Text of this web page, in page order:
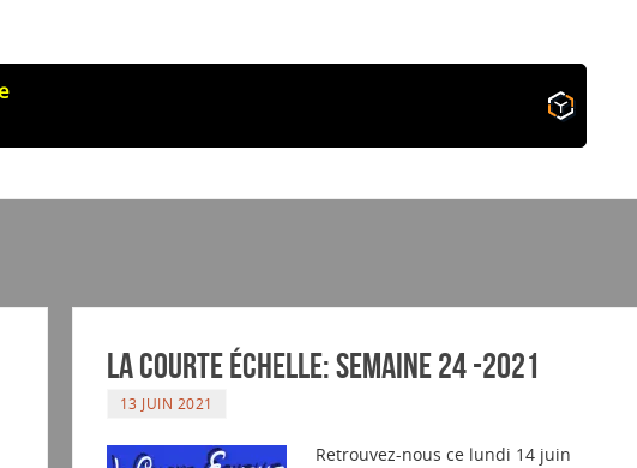
La courte échelle: semaine 24 -2021
13 JUIN 2021
Retrouvez-nous ce lundi 14 juin